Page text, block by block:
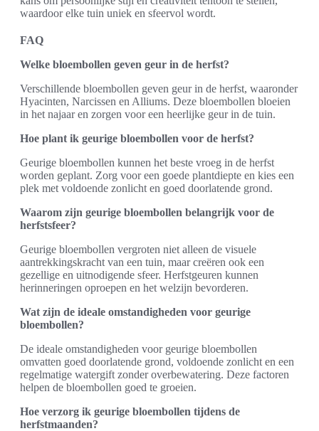
waardoor elke tuin uniek en sfeervol wordt.
FAQ
Welke bloembollen geven geur in de herfst?
Verschillende bloembollen geven geur in de herfst, waaronder
Hyacinten, Narcissen en Alliums. Deze bloembollen bloeien
in het najaar en zorgen voor een heerlijke geur in de tuin.
Hoe plant ik geurige bloembollen voor de herfst?
Geurige bloembollen kunnen het beste vroeg in de herfst
worden geplant. Zorg voor een goede plantdiepte en kies een
plek met voldoende zonlicht en goed doorlatende grond.
Waarom zijn geurige bloembollen belangrijk voor de
herfstsfeer?
Geurige bloembollen vergroten niet alleen de visuele
aantrekkingskracht van een tuin, maar creëren ook een
gezellige en uitnodigende sfeer. Herfstgeuren kunnen
herinneringen oproepen en het welzijn bevorderen.
Wat zijn de ideale omstandigheden voor geurige
bloembollen?
De ideale omstandigheden voor geurige bloembollen
omvatten goed doorlatende grond, voldoende zonlicht en een
regelmatige watergift zonder overbewatering. Deze factoren
helpen de bloembollen goed te groeien.
Hoe verzorg ik geurige bloembollen tijdens de
herfstmaanden?